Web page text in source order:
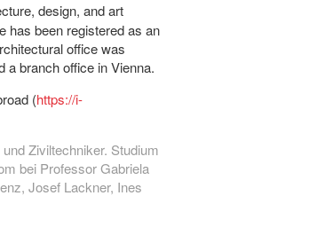
design, and art
has been registered as an
office was
branch office in Vienna.
(https://i-
Ziviltechniker. Studium
bei Professor Gabriela
Josef Lackner, Ines